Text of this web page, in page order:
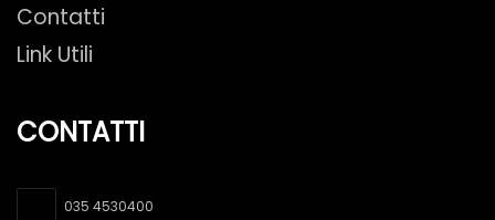
Contatti
Link Utili
CONTATTI
035 4530400